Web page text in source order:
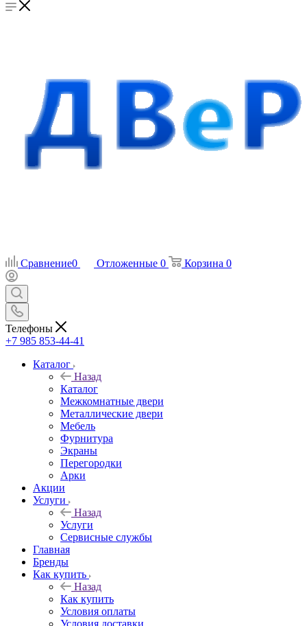
Сравнение0 Отложенные 0 Корзина 0
Телефоны
+7 985 853-44-41
Каталог
Назад
Каталог
Межкомнатные двери
Металлические двери
Мебель
Фурнитура
Экраны
Перегородки
Арки
Акции
Услуги
Назад
Услуги
Сервисные службы
Главная
Бренды
Как купить
Назад
Как купить
Условия оплаты
Условия доставки